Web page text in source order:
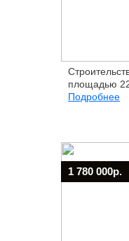
площадью
Подробнее
1 780 000р.